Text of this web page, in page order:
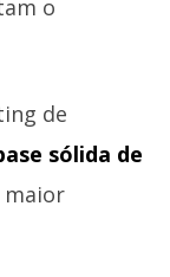
o
de
sólida de
maior